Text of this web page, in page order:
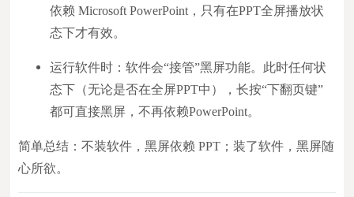
依赖 Microsoft PowerPoint，只有在PPT全屏播放状
态下才有效。
运行软件时：软件会“接管”黑屏功能。此时任何状
态下（无论是否在全屏PPT中），长按“下翻页键”
都可直接黑屏，不再依赖PowerPoint。
简单总结：不装软件，黑屏依赖 PPT；装了软件，黑屏随
心所欲。